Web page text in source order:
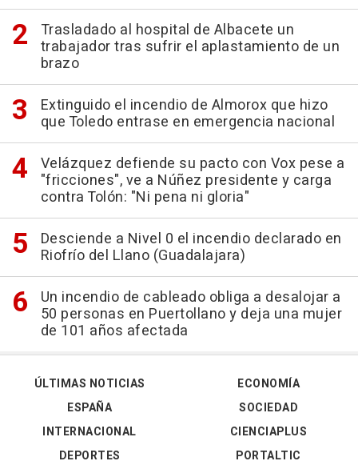
Trasladado al hospital de Albacete un
trabajador tras sufrir el aplastamiento de un
brazo
Extinguido el incendio de Almorox que hizo
que Toledo entrase en emergencia nacional
Velázquez defiende su pacto con Vox pese a
"fricciones", ve a Núñez presidente y carga
contra Tolón: "Ni pena ni gloria"
Desciende a Nivel 0 el incendio declarado en
Riofrío del Llano (Guadalajara)
Un incendio de cableado obliga a desalojar a
50 personas en Puertollano y deja una mujer
de 101 años afectada
ÚLTIMAS NOTICIAS
ESPAÑA
INTERNACIONAL
DEPORTES
ECONOMÍA
SOCIEDAD
CIENCIAPLUS
PORTALTIC